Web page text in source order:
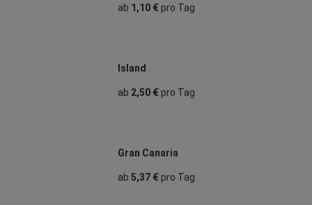
ab 1,10 €pro Tag
Island
ab 2,50 €pro Tag
Gran Canaria
ab 5,37 €pro Tag